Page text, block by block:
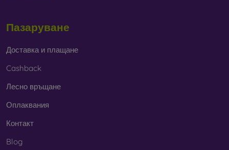
Пазаруване
Доставка и плащане
Cashback
Лесно връщане
Оплаквания
Контакт
Blog